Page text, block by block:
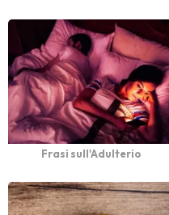
Frasi sull'Adulterio